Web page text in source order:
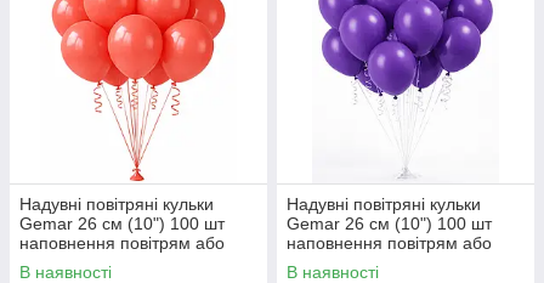
Надувні повітряні кульки
Gemar 26 см (10") 100 шт
наповнення повітрям або
гелієм Кораловий
В наявності
Надувні повітряні кульки
Gemar 26 см (10") 100 шт
наповнення повітрям або
гелієм Фіолетовий
В наявності